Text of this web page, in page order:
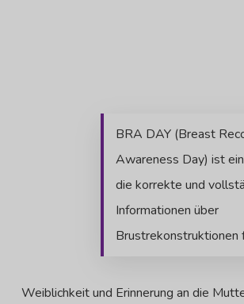
BRA DAY (Breast
Awareness Day) ist
die korrekte und
Informationen über
Brustrekonstruktionen
Weiblichkeit und Erinnerung an die